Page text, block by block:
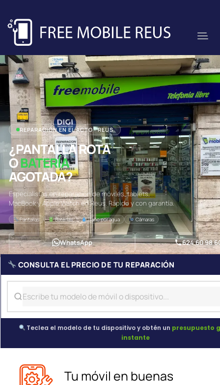
REPARACIÓN EN EL ACTO · REUS
¿PANTALLA ROTA
OBATERÍA
AGOTADA?
Especialistas en reparación de móviles, tablets,
MacBook y Apple Watch en Reus. Rápido y con garantía.
Pantallas Baterías Daño por agua Cámaras
WhatsApp 624 60 98
CONSULTA EL PRECIO DE TU REPARACIÓN
Teclea el modelo de tu dispositivo y obtén un presupuesto
instante
Tu móvil en buenas